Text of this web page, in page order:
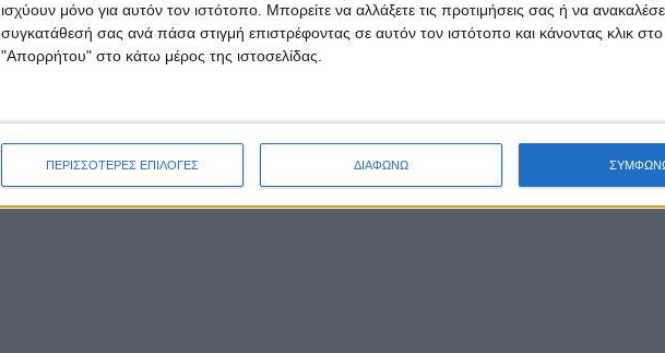
ισχύουν μόνο για αυτόν τον ιστότοπο. Μπορείτε να αλλάξετε τις προτιμήσεις σας ή να
συγκατάθεσή σας ανά πάσα στιγμή επιστρέφοντας σε αυτόν τον ιστότοπο και κάνοντας κλικ
"Απορρήτου" στο κάτω μέρος της ιστοσελίδας.
ΠΕΡΙΣΣΟΤΕΡΕΣ ΕΠΙΛΟΓΕΣ ΔΙΑΦΩΝΩ